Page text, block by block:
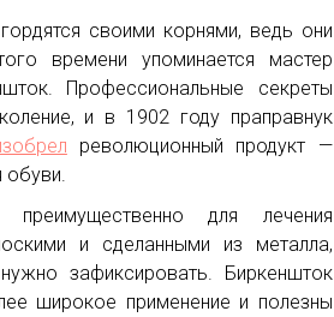
своими корнями, ведь они
времени упоминается мастер
Профессиональные секреты
и в 1902 году праправнук
революционный продукт —
обуви.
преимущественно для лечения
и сделанными из металла,
зафиксировать. Биркеншток
широкое применение и полезны